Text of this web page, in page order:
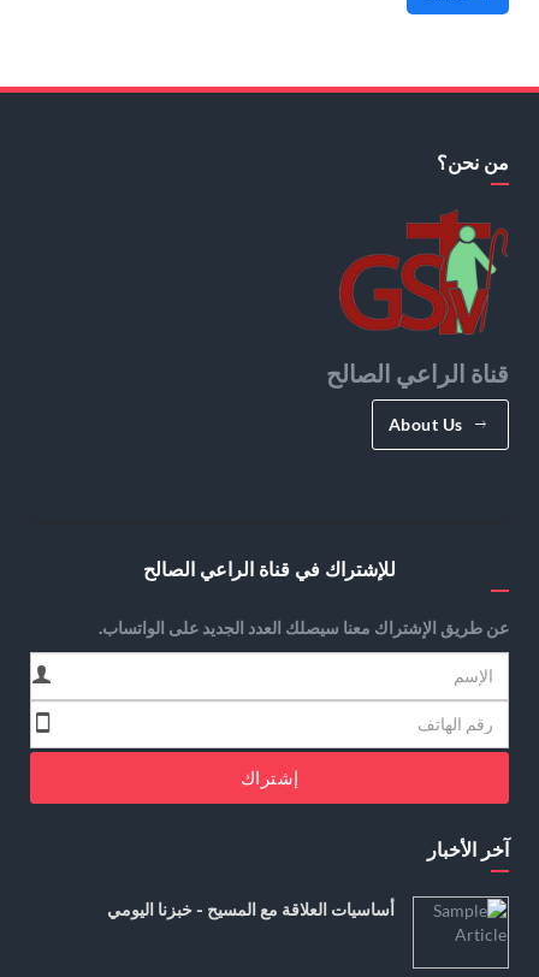
من نحن؟
قناة الراعي الصالح
About Us
للإشتراك في قناة الراعي الصالح
عن طريق الإشتراك معنا سيصلك العدد الجديد على الواتساب.
إشتراك
آخر الأخبار
أساسيات العلاقة مع المسيح - خبزنا اليومي